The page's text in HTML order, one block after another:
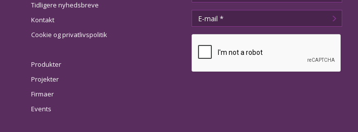
Tidligere nyhedsbreve
Kontakt
Cookie og privatlivspolitik
Produkter
Projekter
Firmaer
Events